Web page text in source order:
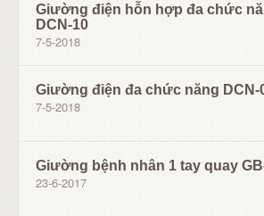
Giường điện hỗn hợp đa chức
DCN-10
7-5-2018
Giường điện đa chức năng DCN-
7-5-2018
Giường bệnh nhân 1 tay quay
23-6-2017